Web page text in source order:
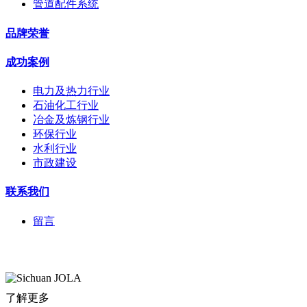
管道配件系统
品牌荣誉
成功案例
电力及热力行业
石油化工行业
冶金及炼钢行业
环保行业
水利行业
市政建设
联系我们
留言
了解更多